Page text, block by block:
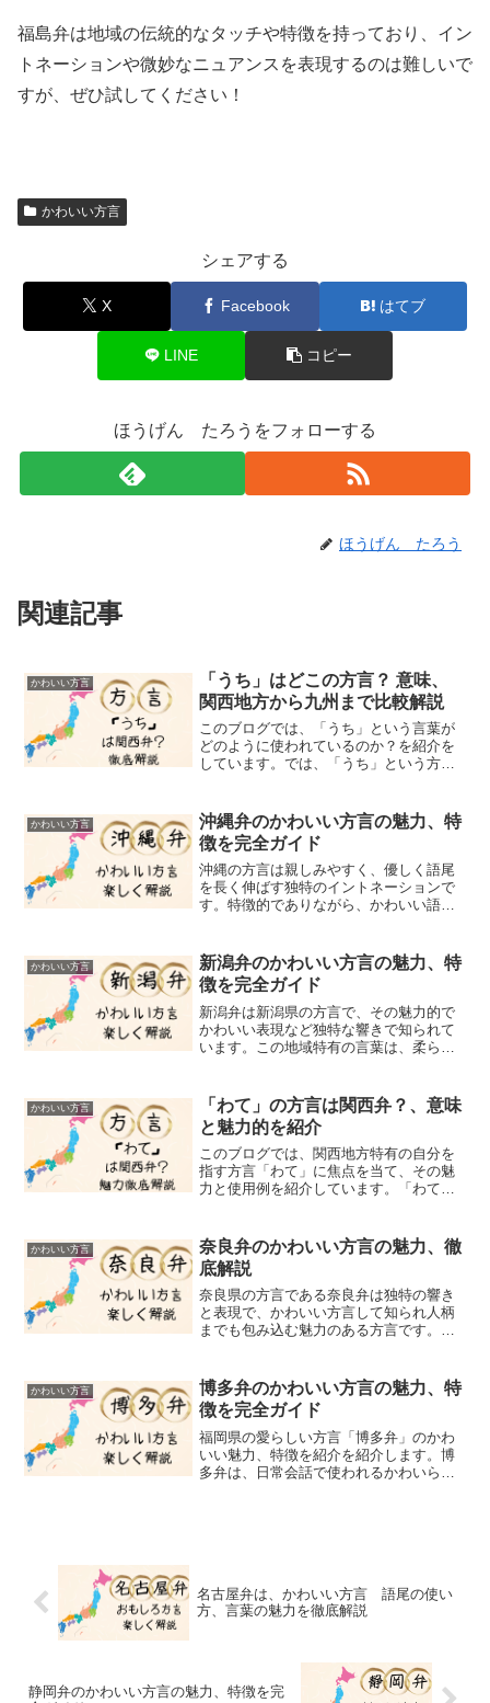
福島弁は地域の伝統的なタッチや特徴を持っており、イン
トネーションや微妙なニュアンスを表現するのは難しいで
すが、ぜひ試してください！
かわいい方言
シェアする
X Facebook はてブ
LINE コピー
ほうげん たろうをフォローする
ほうげん たろう
関連記事
かわいい方言
「うち」はどこの方言？ 意味、
関西地方から九州まで比較解説
このブログでは、「うち」という言葉が
どのように使われているのか？を紹介を
しています。では、「うち」という方言
があるのでしょうか？まず、関西地方に
おいて「うち」という言...
かわいい方言
沖縄弁のかわいい方言の魅力、特
徴を完全ガイド
沖縄の方言は親しみやすく、優しく語尾
を長く伸ばす独特のイントネーションで
す。特徴的でありながら、かわいい語尾
す。ただ、沖縄の方言は、全く知らない
と何を言っているのか難し方...
かわいい方言
新潟弁のかわいい方言の魅力、特
徴を完全ガイド
新潟弁は新潟県の方言で、その魅力的で
かわいい表現など独特な響きで知られて
います。この地域特有の言葉は、柔らか
「びちゃる」（捨てるの意味）、などの
表現は日常会話で頻繁に使わ...
かわいい方言
「わて」の方言は関西弁？、意味
と魅力的を紹介
このブログでは、関西地方特有の自分を
指す方言「わて」に焦点を当て、その魅
力と使用例を紹介しています。「わて」
この方言の豊かな表現力と背景をわかり
やすく解説しています。関西...
かわいい方言
奈良弁のかわいい方言の魅力、徹
底解説
奈良県の方言である奈良弁は独特の響き
と表現で、かわいい方言して知られ人柄
までも包み込む魅力のある方言です。こ
比べると、愛らしい発音やフレーズが多
い特徴があります。スピー...
かわいい方言
博多弁のかわいい方言の魅力、特
徴を完全ガイド
福岡県の愛らしい方言「博多弁」のかわ
いい魅力、特徴を紹介を紹介します。博
多弁は、日常会話で使われるかわいらし
名古屋弁は、かわいい方言 語尾の使い
方、言葉の魅力を徹底解説
静岡弁のかわいい方言の魅力、特徴を完